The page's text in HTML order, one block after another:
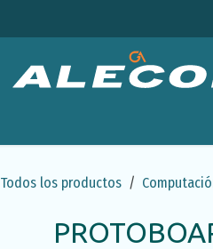
Todos los productos